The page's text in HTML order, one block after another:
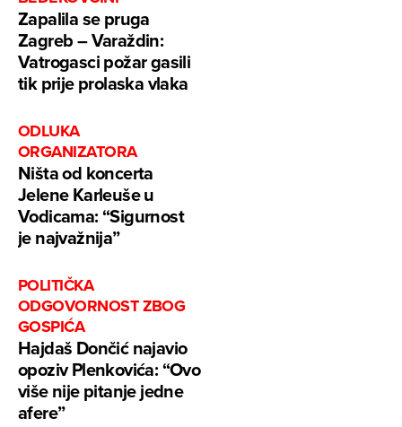
Zapalila se pruga
Zagreb – Varaždin:
Vatrogasci požar gasili
tik prije prolaska vlaka
ODLUKA
ORGANIZATORA
Ništa od koncerta
Jelene Karleuše u
Vodicama: “Sigurnost
je najvažnija”
POLITIČKA
ODGOVORNOST ZBOG
GOSPIĆA
Hajdaš Dončić najavio
opoziv Plenkovića: “Ovo
više nije pitanje jedne
afere”